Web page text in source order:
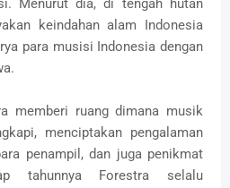
Menurut dia, di tengah hutan
keindahan alam Indonesia
para musisi Indonesia dengan
memberi ruang dimana musik
menciptakan pengalaman
penampil, dan juga penikmat
tahunnya Forestra selalu